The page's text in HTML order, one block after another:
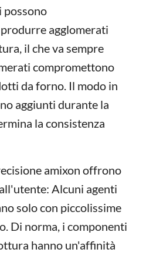
possono
agglomerati
il che va sempre
compromettono
da forno. Il modo in
aggiunti durante la
la consistenza
amixon offrono
Alcuni agenti
solo con piccolissime
Di norma, i componenti
hanno un'affinità